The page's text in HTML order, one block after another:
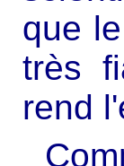
que
très
rend